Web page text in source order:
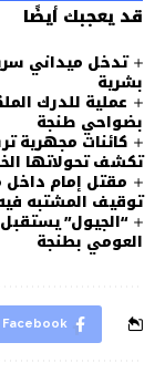
قد يعجبك أيضًا
تدخل ميداني
بشرية
عملية للدرك
بضواحي طنجة
كائنات مجهرية
تكشف تحولاتها
مقتل إمام داخل
توقيف المشتبه
“الجيول”
العومي بطنجة
Facebook